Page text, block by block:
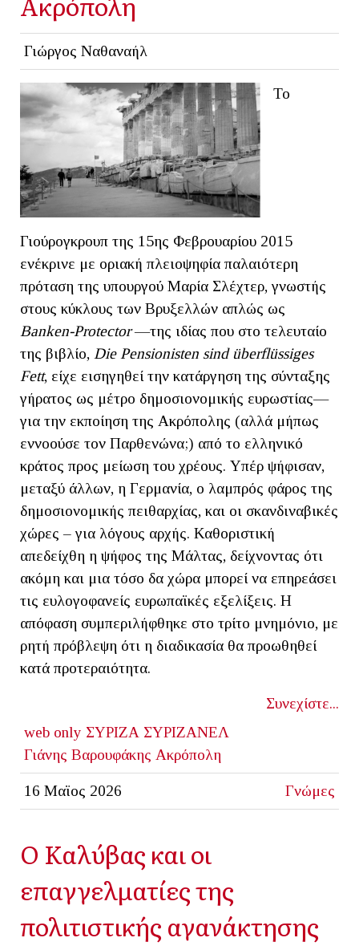
Γιώργος Ναθαναήλ
Το
Γιούρογκρουπ της 15ης Φεβρουαρίου 2015
ενέκρινε με οριακή πλειοψηφία παλαιότερη
πρόταση της υπουργού Μαρία Σλέχτερ, γνωστής
στους κύκλους των Βρυξελλών απλώς ως
Banken-Protector—της ιδίας που στο τελευταίο
της βιβλίο, Die Pensionisten sindüberflüssiges
Fett, είχε εισηγηθεί την κατάργηση της σύνταξης
γήρατος ως μέτρο δημοσιονομικής ευρωστίας—
για την εκποίηση της Ακρόπολης (αλλά μήπως
εννοούσε τον Παρθενώνα;) από το ελληνικό
κράτος προς μείωση του χρέους. Υπέρ ψήφισαν,
μεταξύ άλλων, η Γερμανία, ο λαμπρός φάρος της
δημοσιονομικής πειθαρχίας, και οι σκανδιναβικές
χώρες – για λόγους αρχής. Καθοριστική
απεδείχθη η ψήφος της Μάλτας, δείχνοντας ότι
ακόμη και μια τόσο δα χώρα μπορεί να επηρεάσει
τις ευλογοφανείς ευρωπαϊκές εξελίξεις. Η
απόφαση συμπεριλήφθηκε στο τρίτο μνημόνιο, με
ρητή πρόβλεψη ότι η διαδικασία θα προωθηθεί
κατά προτεραιότητα.
Συνεχίστε...
web only ΣΥΡΙΖΑ ΣΥΡΙΖΑΝΕΛ
Γιάνης Βαρουφάκης Ακρόπολη
16 Μαϊος 2026 Γνώμες
Ο Καλύβας και οι
επαγγελματίες της
πολιτιστικής αγανάκτησης